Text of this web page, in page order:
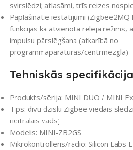
svirslēdzi; atlasāmi, trīs reizes
Paplašinātie iestatījumi
funkcijas kā atvienotā releja režīms,
impulsu pārslēgšana (atkarībā no
programmaparatūras/centrmezgla)
Tehniskās
Produkts/sērija: MINI DUO / MINI
Tips: divu dzīslu Zigbee viedais
neitrālais vads)
Modelis: MINI-ZB2GS
Mikrokontrolleris/radio: Silicon Labs